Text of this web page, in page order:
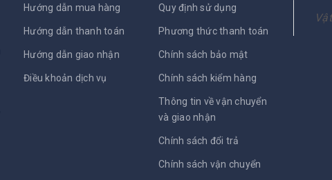
Hướng dẫn mua hàng
Hướng dẫn thanh toán
Hướng dẫn giao nhận
Điều khoản dịch vụ
Quy định sử dụng
Phương thức thanh toán
Chính sách bảo mật
Chính sách kiểm hàng
Thông tin về vận chuyển
và giao nhận
Chính sách đổi trả
Chính sách vận chuyển